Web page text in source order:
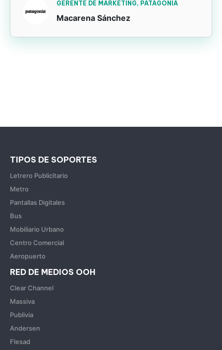
GERENTE DE MARKETING, PATAGONIA
Macarena Sánchez
TIPOS DE SOPORTES
Letrero Publicitario
Metro
Pantallas Digitales
Bus
Mobiliario Urbano
Centro Comercial
Aeropuerto
RED DE MEDIOS OOH
Clear Channel
Massiva
Publivia
Andersen
Flesad